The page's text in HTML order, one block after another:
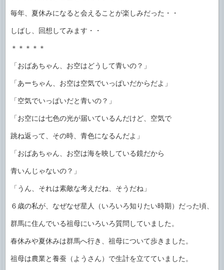
毎年、夏休みになると会えることが楽しみだった・・
しばし、回想してみます・・
＊＊＊＊＊
「おばあちゃん、お空はどうして青いの？」
「あーちゃん、お空は空気でいっぱいだからだよ」
「空気でいっぱいだと青いの？」
「お空には七色の光が届いているんだけど、空気で
跳ね返って、その時、青色になるんだよ」
「おばあちゃん、お空は海を映している鏡だから
青いんじゃないの？」
「うん、それは素敵な考えだね、そうだね」
６歳の私が、なぜなぜ星人（いろいろ知りたい時期）だった頃、
群馬に住んでいる祖母にいろいろ質問していました。
春休みや夏休みは群馬へ行き、祖母について歩きました。
祖母は農業と養蚕（ようさん）で生計を立てていました。